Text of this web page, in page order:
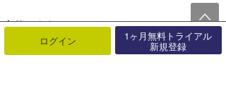
主催：濤連
ログイン 1ヶ月無料トライアル
新規登録